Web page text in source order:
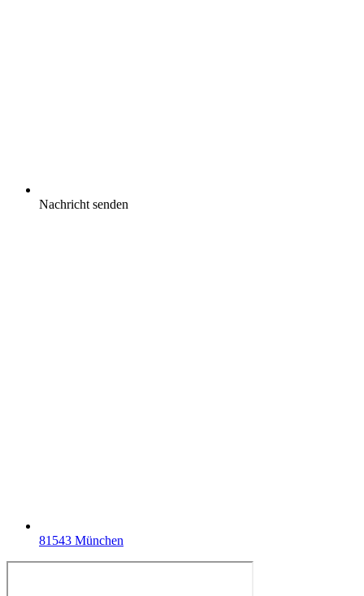
Nachricht senden
81543 München